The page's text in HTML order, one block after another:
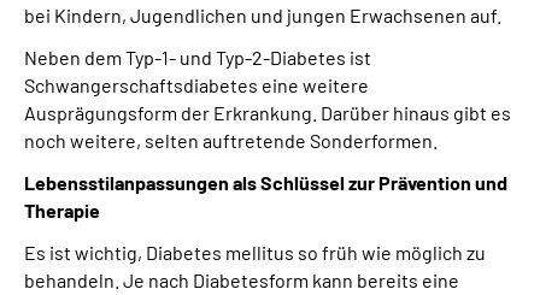
bei Kindern, Jugendlichen und jungen Erwachsenen auf.
Neben dem Typ-1- und Typ-2-Diabetes ist
Schwangerschaftsdiabetes eine weitere
Ausprägungsform der Erkrankung. Darüber hinaus gibt es
noch weitere, selten auftretende Sonderformen.
Lebensstilanpassungen als Schlüssel zur Prävention und
Therapie
Es ist wichtig, Diabetes mellitus so früh wie möglich zu
behandeln. Je nach Diabetesform kann bereits eine